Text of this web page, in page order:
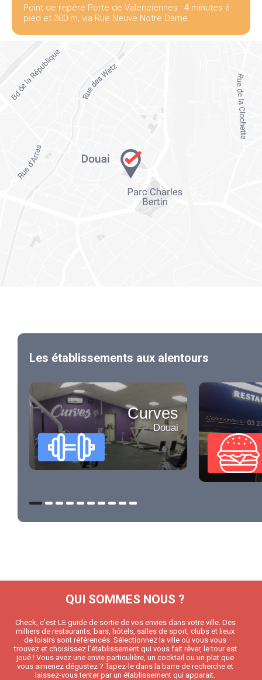
Point de repère Porte de Valenciennes : 4 minutes à
pied et 300 m, via Rue Neuve Notre Dame.
Les établissements aux alentours
Curves
Douai
QUI SOMMES NOUS ?
Check, c’est LE guide de sortie de vos envies dans votre ville. Des
milliers de restaurants, bars, hôtels, salles de sport, clubs et lieux
de loisirs sont référencés. Sélectionnez la ville où vous vous
trouvez et choisissez l’établissement qui vous fait rêver, le tour est
joué ! Vous avez une envie particulière, un cocktail ou un plat que
vous aimeriez dégustez ? Tapez-le dans la barre de recherche et
laissez-vous tenter par un établissement qui apparait.